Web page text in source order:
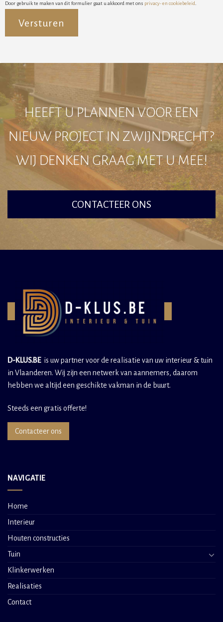
Door gebruik te maken van dit formulier gaat u akkoord met ons privacy- en cookiebeleid
HEEFT U PLANNEN VOOR EEN
NIEUW PROJECT IN ZWIJNDRECHT?
WIJ DENKEN GRAAG MET U MEE!
CONTACTEER ONS
D-KLUS.BEis uw partner voor de realisatie van uw interieur & tuin
in Vlaanderen. Wij zijn een netwerk van aannemers, daarom
hebben we altijd een geschikte vakman in de buurt.
Steeds een gratis offerte!
Contacteer ons
NAVIGATIE
Home
Interieur
Houten constructies
Tuin
Klinkerwerken
Realisaties
Contact